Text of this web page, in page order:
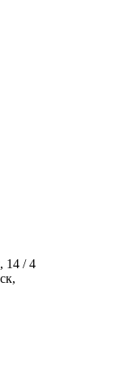
14 / 4